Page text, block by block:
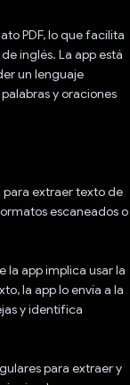
PDF, lo que facilita
inglés. La app está
un lenguaje
y oraciones
para extraer texto de
escaneados o
la app implica usar la
la app lo envía a la
y identifica
para extraer y